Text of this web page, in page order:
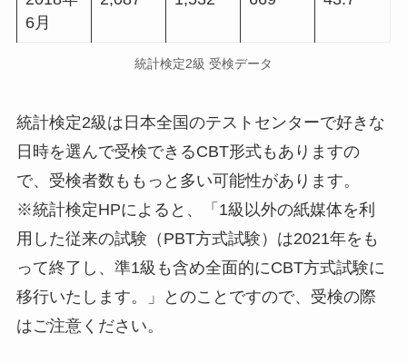
6月
統計検定2級 受検データ
統計検定2級は日本全国のテストセンターで好きな
日時を選んで受検できるCBT形式もありますの
で、受検者数ももっと多い可能性があります。
※統計検定HPによると、「1級以外の紙媒体を利
用した従来の試験（PBT方式試験）は2021年をも
って終了し、準1級も含め全面的にCBT方式試験に
移行いたします。」とのことですので、 受検の際
はご注意ください。